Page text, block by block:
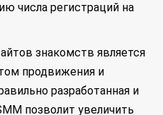
числа регистраций на
знакомств является
продвижения и
разработанная и
позволит увеличить